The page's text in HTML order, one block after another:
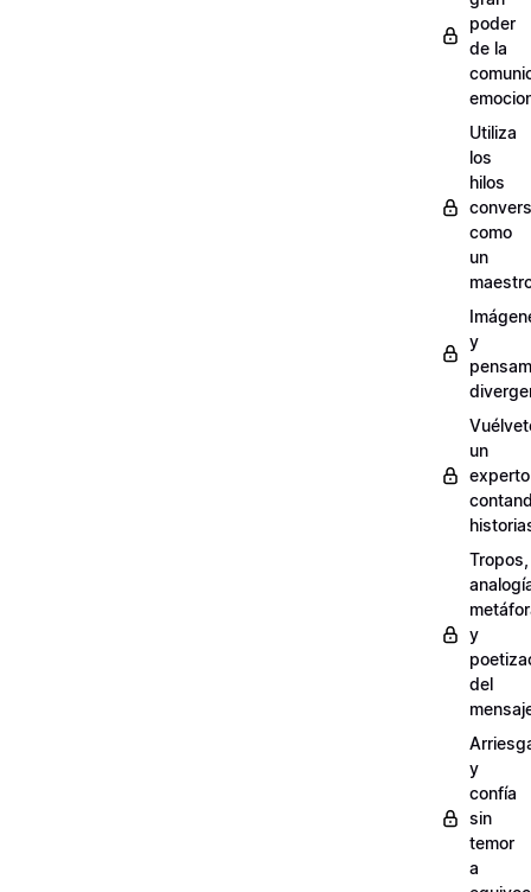
poder
de la
Utiliza
los
hilos
como
un
y
un
experto
Tropos,
y
del
y
confía
sin
temor
a